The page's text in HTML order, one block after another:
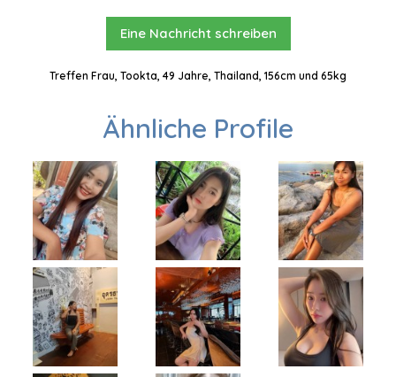
Eine Nachricht schreiben
Treffen Frau, Tookta, 49 Jahre, Thailand, 156cm und 65kg
Ähnliche Profile